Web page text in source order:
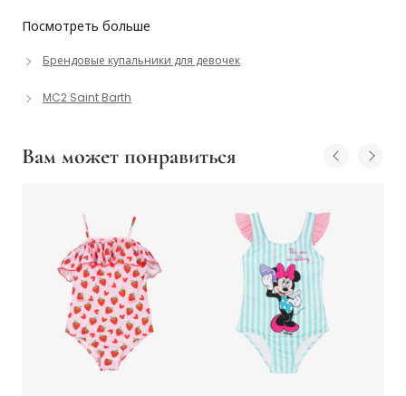
Посмотреть больше
Брендовые купальники для девочек
MC2 Saint Barth
Вам может понравиться